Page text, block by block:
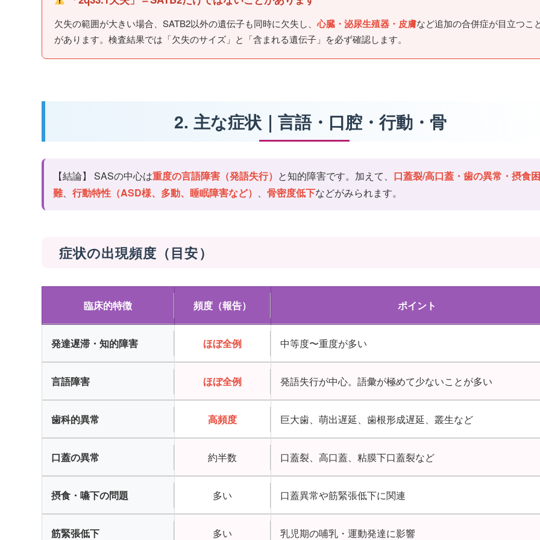
欠失の範囲が大きい場合、SATB2以外の遺伝子も同時に欠失し、心臓・泌尿生殖器・皮膚など追加の合併症が目立つこ
があります。検査結果では「欠失のサイズ」と「含まれる遺伝子」を必ず確認します。
2. 主な症状｜言語・口腔・行動・骨
【結論】 SASの中心は重度の言語障害（発語失行） と知的障害です。加えて、 口蓋裂/高口蓋・歯の異常・摂食困
難、 行動特性（ASD様、多動、睡眠障害など） 、 骨密度低下などがみられます。
症状の出現頻度（目安）
臨床的特徴 頻度（報告） ポイント
発達遅滞・知的障害 ほぼ全例 中等度〜重度が多い
言語障害 ほぼ全例 発語失行が中心。語彙が極めて少ないことが多い
歯科的異常 高頻度 巨大歯、萌出遅延、歯根形成遅延、叢生など
口蓋の異常 約半数 口蓋裂、高口蓋、粘膜下口蓋裂など
摂食・嚥下の問題 多い 口蓋異常や筋緊張低下に関連
筋緊張低下 多い 乳児期の哺乳・運動発達に影響